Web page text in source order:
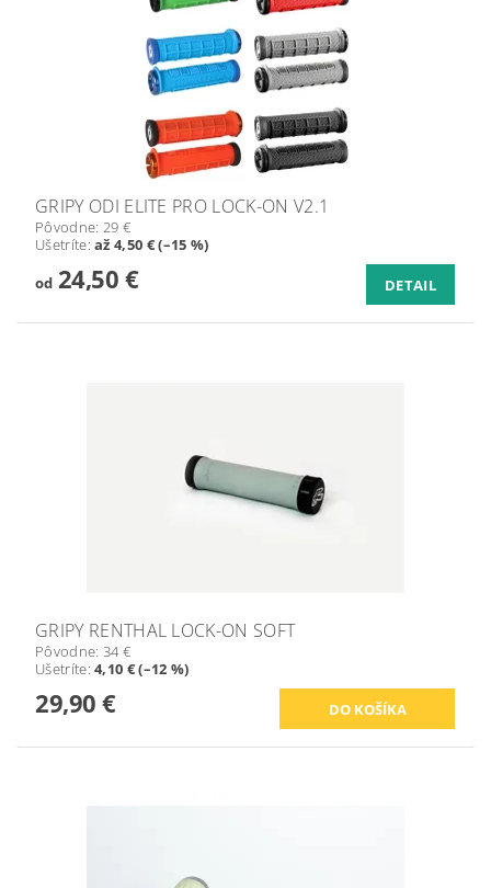
GRIPY ODI ELITE PRO LOCK-ON V2.1
Pôvodne: 29 €
Ušetríte:až 4,50 € (–15 %)
od24,50 € DETAIL
GRIPY RENTHAL LOCK-ON SOFT
Pôvodne: 34 €
Ušetríte:4,10 € (–12 %)
29,90 €